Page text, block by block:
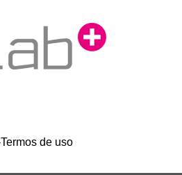
Termos de uso